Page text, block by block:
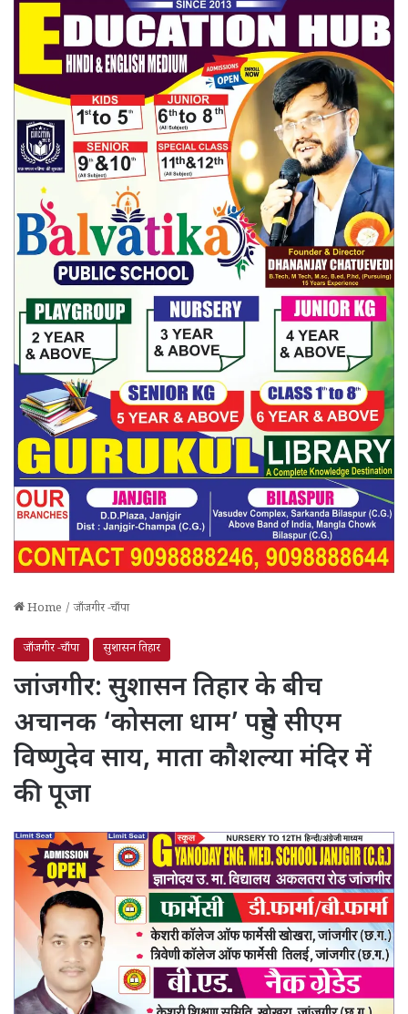
Home / जाँजगीर -चाँपा
जाँजगीर -चाँपा सुशासन तिहार
जांजगीर: सुशासन तिहार के बीच
अचानक ‘कोसला धाम’ पहुंचे सीएम
विष्णुदेव साय, माता कौशल्या मंदिर में
की पूजा